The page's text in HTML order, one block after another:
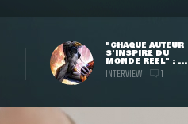
"CHAQUE AUTEUR
S'INSPIRE DU
MONDE RÉEL" : ...
INTERVIEW 1